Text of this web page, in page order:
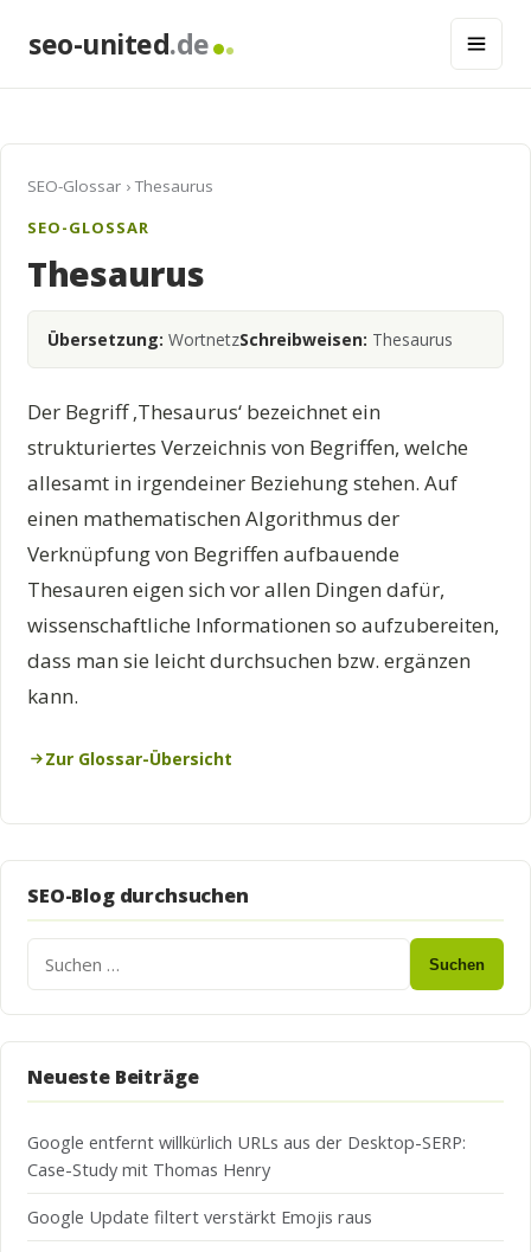
seo-united.de
SEO-Glossar › Thesaurus
SEO-GLOSSAR
Thesaurus
Übersetzung: WortnetzSchreibweisen: Thesaurus
Der Begriff ‚Thesaurus‘ bezeichnet ein
strukturiertes Verzeichnis von Begriffen, welche
allesamt in irgendeiner Beziehung stehen. Auf
einen mathematischen Algorithmus der
Verknüpfung von Begriffen aufbauende
Thesauren eigen sich vor allen Dingen dafür,
wissenschaftliche Informationen so aufzubereiten,
dass man sie leicht durchsuchen bzw. ergänzen
kann.
Zur Glossar-Übersicht
SEO-Blog durchsuchen
Suchen
Neueste Beiträge
Google entfernt willkürlich URLs aus der Desktop-SERP:
Case-Study mit Thomas Henry
Google Update filtert verstärkt Emojis raus